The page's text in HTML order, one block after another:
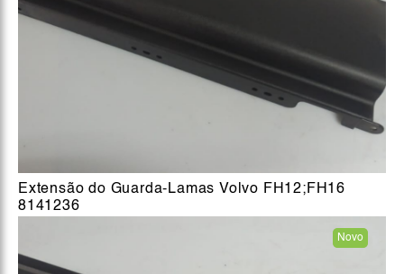
Extensão do Guarda-Lamas Volvo FH12;FH16
8141236
Novo